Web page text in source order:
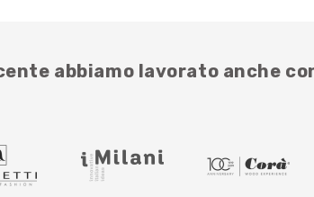
abbiamo lavorato anche